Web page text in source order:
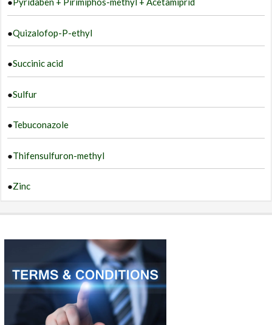
●Quizalofop-P-ethyl
●Succinic acid
●Sulfur
●Tebuconazole
●Thifensulfuron-methyl
●Zinc